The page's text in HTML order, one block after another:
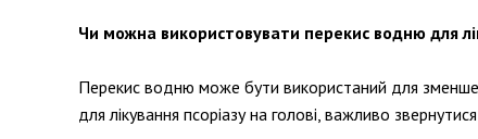
Чи можна використовувати перекис водню для
Перекис водню може бути використаний для
для лікування псоріазу на голові, важливо